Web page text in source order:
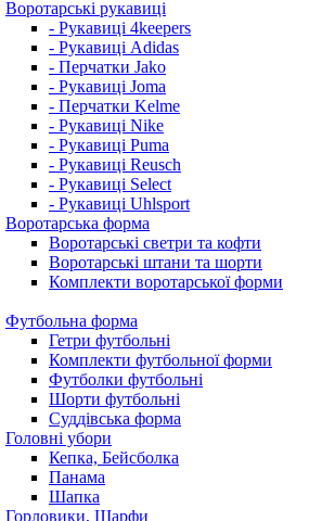
Воротарські рукавиці
- Рукавиці 4keepers
- Рукавиці Adidas
- Перчатки Jako
- Рукавиці Joma
- Перчатки Kelme
- Рукавиці Nike
- Рукавиці Puma
- Рукавиці Reusch
- Рукавиці Select
- Рукавиці Uhlsport
Воротарська форма
Воротарські светри та кофти
Воротарські штани та шорти
Комплекти воротарської форми
Футбольна форма
Гетри футбольні
Комплекти футбольної форми
Футболки футбольні
Шорти футбольні
Суддівська форма
Головні убори
Кепка, Бейсболка
Панама
Шапка
Горловики, Шарфи